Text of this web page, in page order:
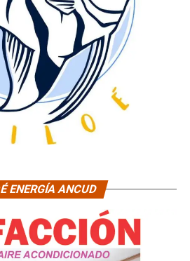
ENERGÍA ANCUD